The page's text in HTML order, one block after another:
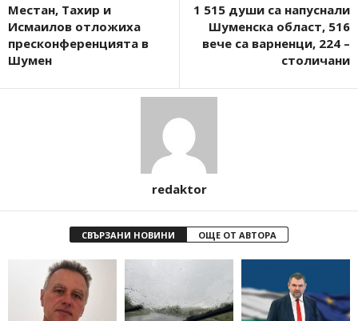
Местан, Тахир и
Исмаилов отложиха
пресконференцията в
Шумен
1 515 души са напуснали
Шуменска област, 516
вече са варненци, 224 –
столичани
redaktor
СВЪРЗАНИ НОВИНИ ОЩЕ ОТ АВТОРА